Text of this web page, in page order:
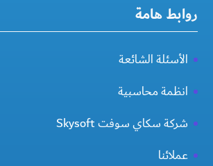
روابط هامة
الأسئلة الشائعة
انظمة محاسبية
شركة سكاي سوفت Skysoft
عملائنا